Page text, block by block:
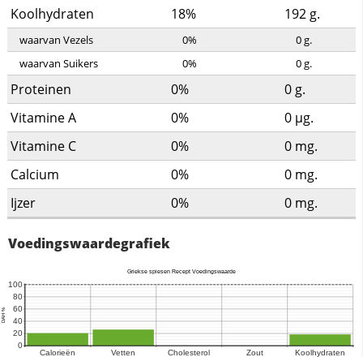
Koolhydraten 18% 192 g.
waarvan Vezels 0% 0g.
waarvan Suikers
0% 0g.
Proteinen 0% 0 g.
Vitamine A
0% 0 µg.
Vitamine C
0% 0 mg.
Calcium
0% 0 mg.
Ijzer
0% 0 mg.
Voedingswaardegrafiek